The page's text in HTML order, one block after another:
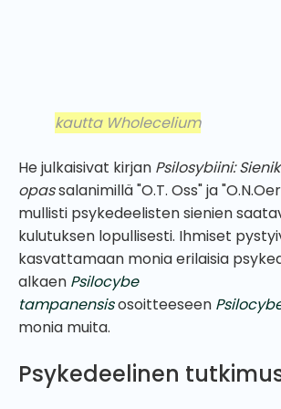
kautta Wholecelium
He julkaisivat kirjan Psilosybiini:
opassalanimillä "O.T. Oss" ja
mullisti psykedeelisten sienien
kulutuksen lopullisesti. Ihmiset
kasvattamaan monia erilaisia
alkaen Psilocybe
tampanensisosoitteeseen
monia muita.
Psykedeelinen